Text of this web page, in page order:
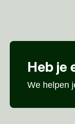
Heb je
We helpen